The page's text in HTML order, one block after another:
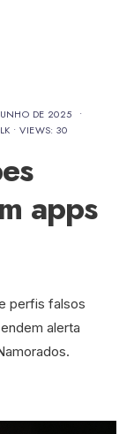
DE 2025
•
•VIEWS: 30
apps
perfis falsos
alerta